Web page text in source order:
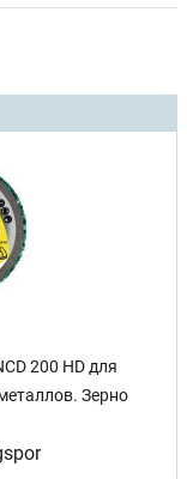
200 HD для
Зерно